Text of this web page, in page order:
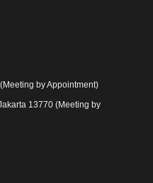
by Appointment)
13770 (Meeting by